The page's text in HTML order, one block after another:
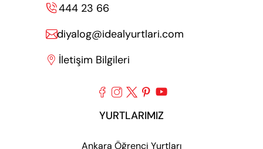
444 23 66
diyalog@idealyurtlari.com
 İletişim Bilgileri
    
YURTLARIMIZ
Ankara Öğrenci Yurtları